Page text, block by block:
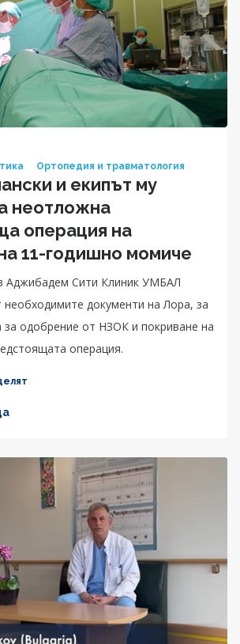
Ортопедия и травматология
и екипът му
неотложна
операция на
11-годишно момиче
Аджибадем Сити Клиник УМБАЛ
необходимите документи на Лора, за
за одобрение от НЗОК и покриване на
операция.